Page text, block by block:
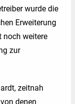
wurde die
Erweiterung
noch weitere
zur
zeitnah
denen